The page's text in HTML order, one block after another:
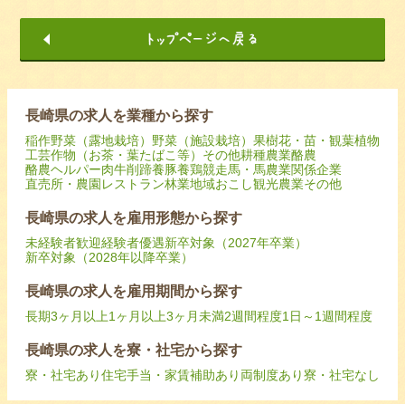
長崎県の求人を業種から探す
稲作野菜（露地栽培） 野菜（施設栽培） 果樹花・苗・観葉植物
工芸作物（お茶・葉たばこ等） その他耕種農業酪農
酪農ヘルパー肉牛削蹄養豚養鶏競走馬・馬農業関係企業
直売所・農園レストラン林業地域おこし観光農業その他
長崎県の求人を雇用形態から探す
未経験者歓迎経験者優遇新卒対象（2027年卒業）
新卒対象（2028年以降卒業）
長崎県の求人を雇用期間から探す
長期3ヶ月以上1ヶ月以上3ヶ月未満2週間程度1日～1週間程度
長崎県の求人を寮・社宅から探す
寮・社宅あり住宅手当・家賃補助あり 両制度あり寮・社宅なし